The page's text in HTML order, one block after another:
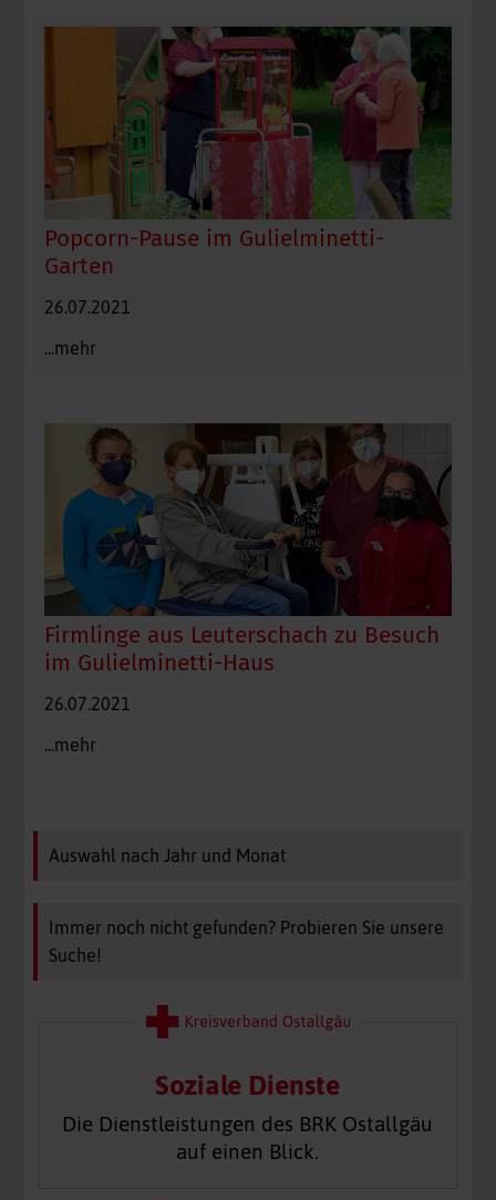
Popcorn-Pause im Gulielminetti-
Garten
26.07.2021
...mehr
Firmlinge aus Leuterschach zu Besuch
im Gulielminetti-Haus
26.07.2021
...mehr
Auswahl nach Jahr und Monat
Immer noch nicht gefunden? Probieren Sie unsere
Suche!
Soziale Dienste
Die Dienstleistungen des BRK Ostallgäu
auf einen Blick.